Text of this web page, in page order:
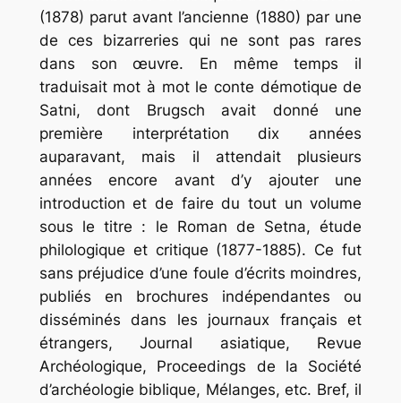
(1878) parut avant l’ancienne (1880) par une
de ces bizarreries qui ne sont pas rares
dans son œuvre. En même temps il
traduisait mot à mot le conte démotique de
Satni, dont Brugsch avait donné une
première interprétation dix années
auparavant, mais il attendait plusieurs
années encore avant d’y ajouter une
introduction et de faire du tout un volume
sous le titre : le Roman de Setna,étude
philologique et critique (1877-1885). Ce fut
sans préjudice d’une foule d’écrits moindres,
publiés en brochures indépendantes ou
disséminés dans les journaux français et
étrangers,Journal asiatique, Revue
Archéologique, Proceedings de la Société
d’archéologie biblique, Mélanges, etc. Bref, il